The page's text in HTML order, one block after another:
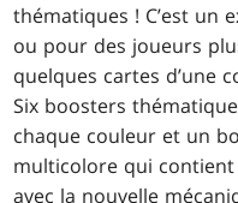
thématiques ! C’est un
ou pour des joueurs
quelques cartes d’une
Six boosters
chaque couleur et un
multicolore qui
avec la nouvelle